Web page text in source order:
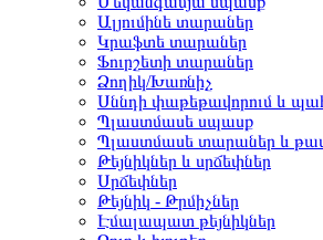
Ալյումինե տարաներ
Կրաֆտե տարաներ
Ֆուրշետի տարաներ
Ձողիկ/Խառնիչ
Սննդի փաթեթավորում և
Պլաստմասե սպասք
Պլաստմասե տարաներ և
Թեյնիկներ և սրճեփներ
Սրճեփներ
Թեյնիկ - Թրմիչներ
Էմալապատ թեյնիկներ